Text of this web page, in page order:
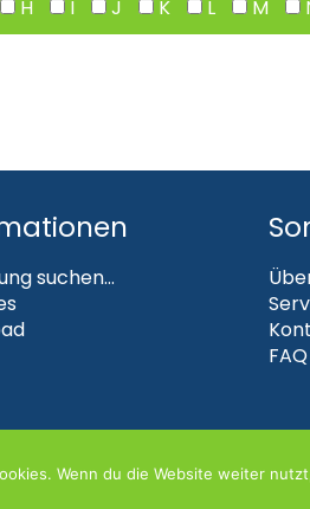
H I J K L M
suchen...
Wenn du die Website weiter